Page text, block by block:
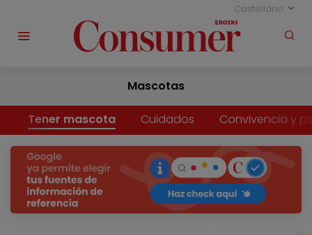
Castellano
Mascotas
Tener mascota Cuidados Convivencia y